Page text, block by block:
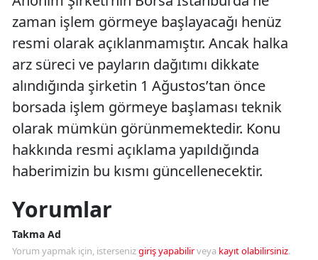
zaman işlem görmeye başlayacağı henüz
resmi olarak açıklanmamıştır. Ancak halka
arz süreci ve payların dağıtımı dikkate
alındığında şirketin 1 Ağustos’tan önce
borsada işlem görmeye başlaması teknik
olarak mümkün görünmemektedir. Konu
hakkında resmi açıklama yapıldığında
haberimizin bu kısmı güncellenecektir.
Yorumlar
Takma Ad
Yorum yapmak için, istersenizgiriş yapabilirveya kayıt olabilirsiniz.